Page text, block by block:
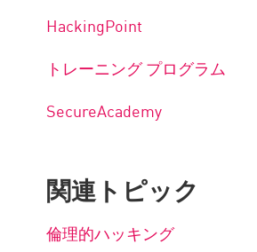
HackingPoint
トレーニング プログラム
SecureAcademy
関連トピック
倫理的ハッキング